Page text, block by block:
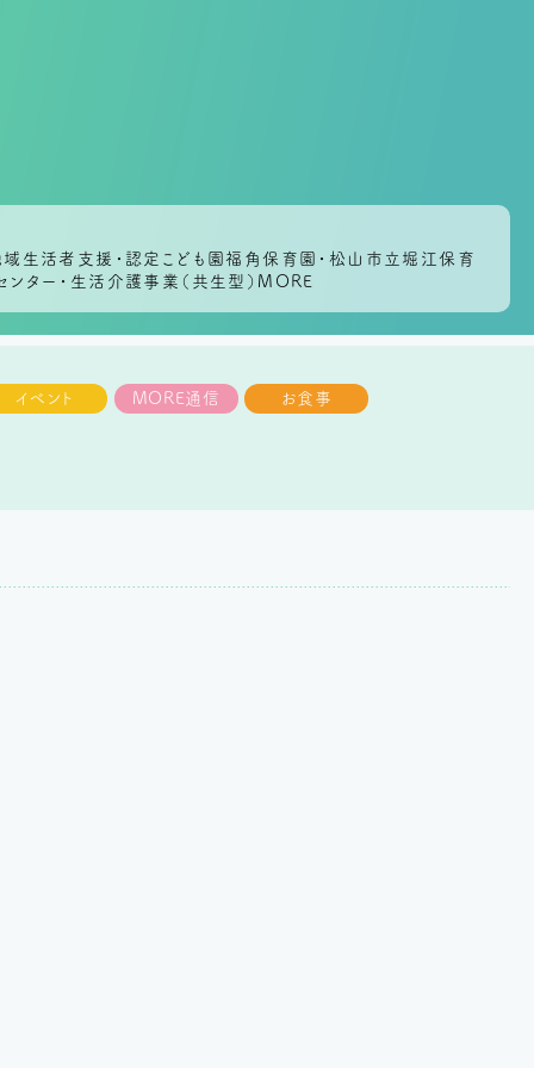
生活者支援・認定こども園福角保育園・松山市立堀江保育
ンター・生活介護事業（共生型）MORE
イベント MORE通信 お食事